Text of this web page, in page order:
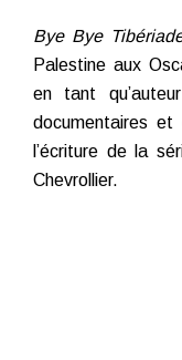
Bye Bye
Palestine aux
en tant
documentaires
l’écriture de la
Chevrollier.